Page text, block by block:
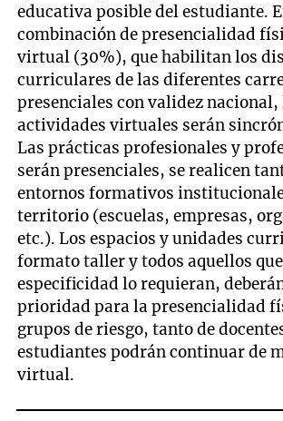
educativa posible del estudiante.
combinación de presencialidad
virtual (30%), que habilitan los
curriculares de las diferentes
presenciales con validez nacional,
actividades virtuales serán
Las prácticas profesionales y
serán presenciales, se realicen
entornos formativos
territorio (escuelas, empresas,
etc.). Los espacios y unidades
formato taller y todos aquellos
especificidad lo requieran,
prioridad para la presencialidad
grupos de riesgo, tanto de
estudiantes podrán continuar de
virtual.